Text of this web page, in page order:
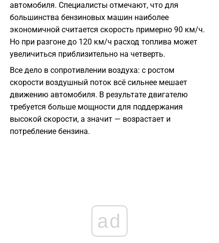
автомобиля. Специалисты отмечают, что для
большинства бензиновых машин наиболее
экономичной считается скорость примерно 90 км/ч.
Но при разгоне до 120 км/ч расход топлива может
увеличиться приблизительно на четверть.
Все дело в сопротивлении воздуха: с ростом
скорости воздушный поток всё сильнее мешает
движению автомобиля. В результате двигателю
требуется больше мощности для поддержания
высокой скорости, а значит — возрастает и
потребление бензина.
ad